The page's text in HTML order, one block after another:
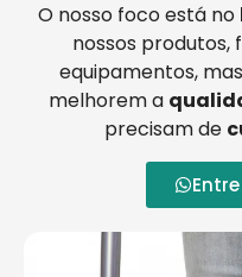
O nosso foco está no
nossos produtos,
equipamentos,
melhorem a
precisam de